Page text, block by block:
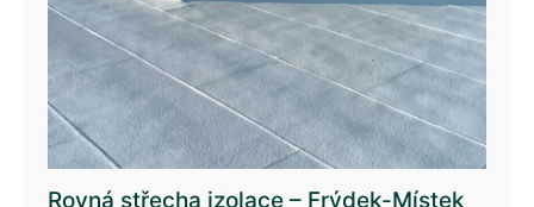
Rovná střecha izolace – Frýdek-Místek